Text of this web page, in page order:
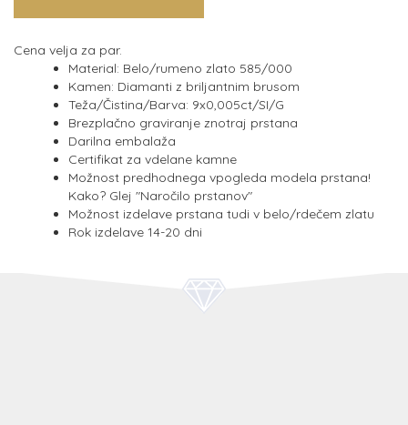
Cena velja za par.
Material: Belo/rumeno zlato 585/000
Kamen: Diamanti z briljantnim brusom
Teža/Čistina/Barva: 9x0,005ct/SI/G
Brezplačno graviranje znotraj prstana
Darilna embalaža
Certifikat za vdelane kamne
Možnost predhodnega vpogleda modela prstana!
Kako? Glej "Naročilo prstanov"
Možnost izdelave prstana tudi v belo/rdečem zlatu
Rok izdelave 14-20 dni